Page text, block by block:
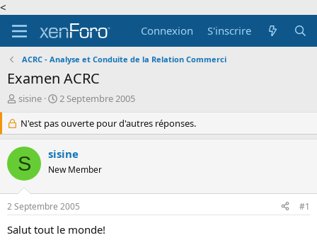
<
Connexion
S'inscrire
ACRC - Analyse et Conduite de la Relation Commerci
Examen ACRC
A
e
u
r
d
e
a
d
i
sisine
D
t
e
d
e
d
u
t
2 Septembre 2005
N'est pas ouverte pour d'autres réponses.
S sisine
New Member
2 Septembre 2005 #1
Salut tout le monde!